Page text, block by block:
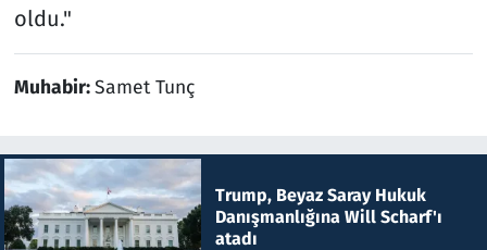
oldu."
Muhabir:Samet Tunç
Trump, Beyaz Saray Hukuk
Danışmanlığına Will Scharf'ı
atadı